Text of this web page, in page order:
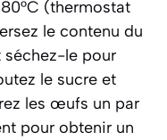
(thermostat
le contenu du
le pour
le sucre et
les œufs un par
pour obtenir un